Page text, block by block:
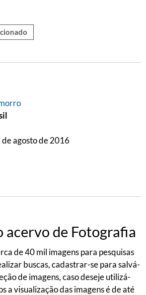
de agosto de 2016
acervo de Fotografia
de 40 mil imagens para pesquisas
buscas, cadastrar-se para salvá-
de imagens, caso deseje utilizá-
a visualização das imagens é de até